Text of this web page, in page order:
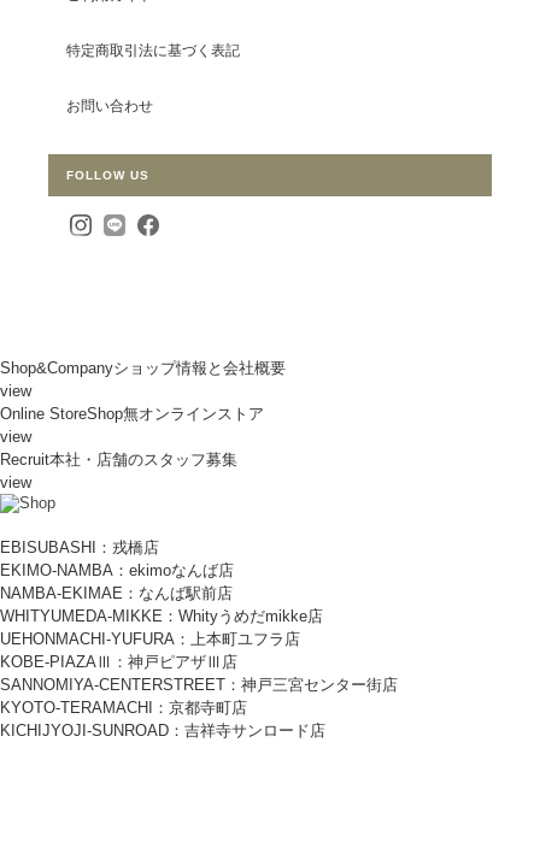
特定商取引法に基づく表記
お問い合わせ
FOLLOW US
Shop&Companyショップ情報と会社概要
view
Online StoreShop無オンラインストア
view
Recruit本社・店舗のスタッフ募集
view
EBISUBASHI：戎橋店
EKIMO-NAMBA：ekimoなんば店
NAMBA-EKIMAE：なんば駅前店
WHITYUMEDA-MIKKE：Whityうめだmikke店
UEHONMACHI-YUFURA：上本町ユフラ店
KOBE-PIAZAⅢ：神戸ピアザⅢ店
SANNOMIYA-CENTERSTREET：神戸三宮センター街店
KYOTO-TERAMACHI：京都寺町店
KICHIJYOJI-SUNROAD：吉祥寺サンロード店